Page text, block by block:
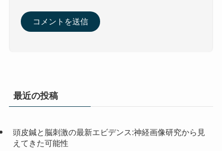
最近の投稿
頭皮鍼と脳刺激の最新エビデンス:神経画像研究から見
えてきた可能性